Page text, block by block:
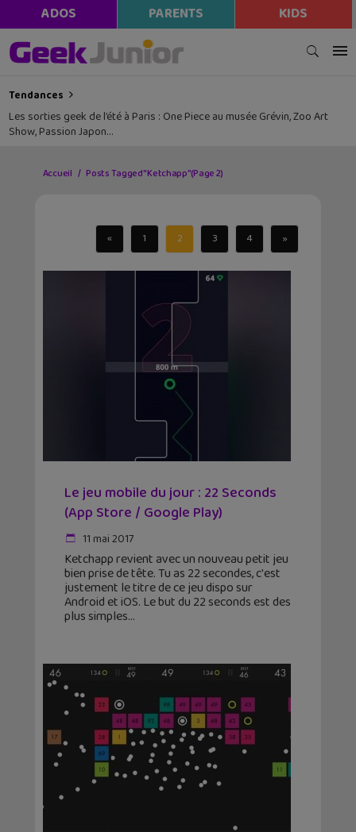
ADOS PARENTS KIDS
Tendances
Les sorties geek de l’été à Paris : One Piece au musée Grévin, Zoo Art
Show, Passion Japon…
Accueil Posts Tagged "Ketchapp"(Page 2)
« 1 2 3 4 »
Le jeu mobile du jour : 22 Seconds
(App Store / Google Play)
11 mai 2017
Ketchapp revient avec un nouveau petit jeu
bien prise de tête. Tu as 22 secondes, c'est
justement le titre de ce jeu dispo sur
Android et iOS. Le but du 22 seconds est des
plus simples